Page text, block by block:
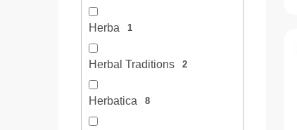
Herba 1
Herbal Traditions 2
Herbatica 8